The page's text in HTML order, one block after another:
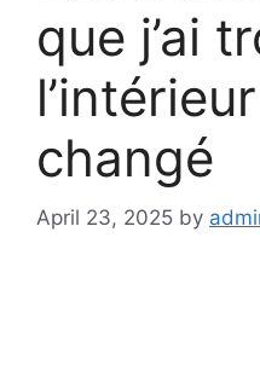
que j’ai
changé
April 23, 2025 by